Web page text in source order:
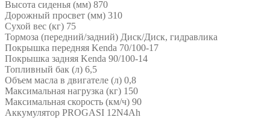
Высота сиденья (мм) 870
Дорожный просвет (мм) 310
Сухой вес (кг) 75
Тормоза (передний/задний) Диск/Диск, гидравлика
Покрышка передняя Kenda 70/100-17
Покрышка задняя Kenda 90/100-14
Топливный бак (л) 6,5
Объем масла в двигателе (л) 0,8
Максимальная нагрузка (кг) 150
Максимальная скорость (км/ч) 90
Аккумулятор PROGASI 12N4Ah